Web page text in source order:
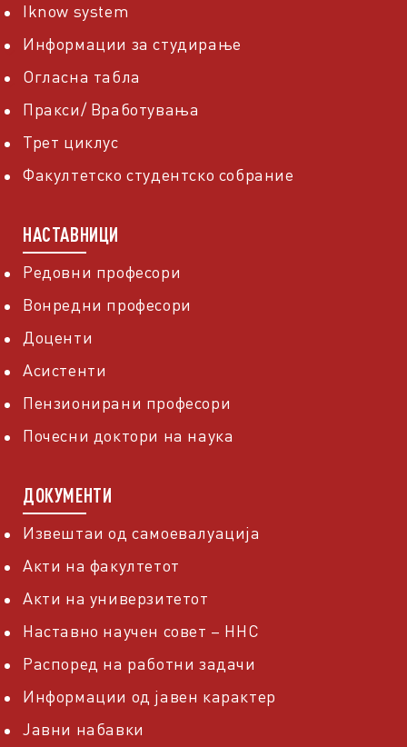
Iknow system
Информации за студирање
Огласна табла
Пракси/ Вработувања
Трет циклус
Факултетско студентско собрание
НАСТАВНИЦИ
Редовни професори
Вонредни професори
Доценти
Асистенти
Пензионирани професори
Почесни доктори на наука
ДОКУМЕНТИ
Извештаи од самоевалуација
Акти на факултетот
Акти на универзитетот
Наставно научен совет – ННС
Распоред на работни задачи
Информации од јавен карактер
Јавни набавки